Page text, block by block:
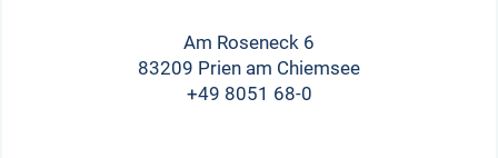
Am Roseneck 6
83209 Prien am Chiemsee
+49 8051 68-0